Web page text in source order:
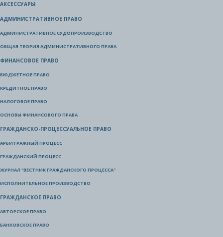
АКСЕССУАРЫ
АДМИНИСТРАТИВНОЕ ПРАВО
АДМИНИСТРАТИВНОЕ СУДОПРОИЗВОДСТВО
ОБЩАЯ ТЕОРИЯ АДМИНИСТРАТИВНОГО ПРАВА
ФИНАНСОВОЕ ПРАВО
БЮДЖЕТНОЕ ПРАВО
КРЕДИТНОЕ ПРАВО
НАЛОГОВОЕ ПРАВО
ОСНОВЫ ФИНАНСОВОГО ПРАВА
ГРАЖДАНСКО-ПРОЦЕССУАЛЬНОЕ ПРАВО
АРБИТРАЖНЫЙ ПРОЦЕСС
ГРАЖДАНСКИЙ ПРОЦЕСС
ЖУРНАЛ "ВЕСТНИК ГРАЖДАНСКОГО ПРОЦЕССА"
ИСПОЛНИТЕЛЬНОЕ ПРОИЗВОДСТВО
ГРАЖДАНСКОЕ ПРАВО
АВТОРСКОЕ ПРАВО
БАНКОВСКОЕ ПРАВО